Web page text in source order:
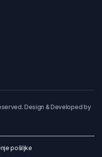
Design & Developed by
pošiljke